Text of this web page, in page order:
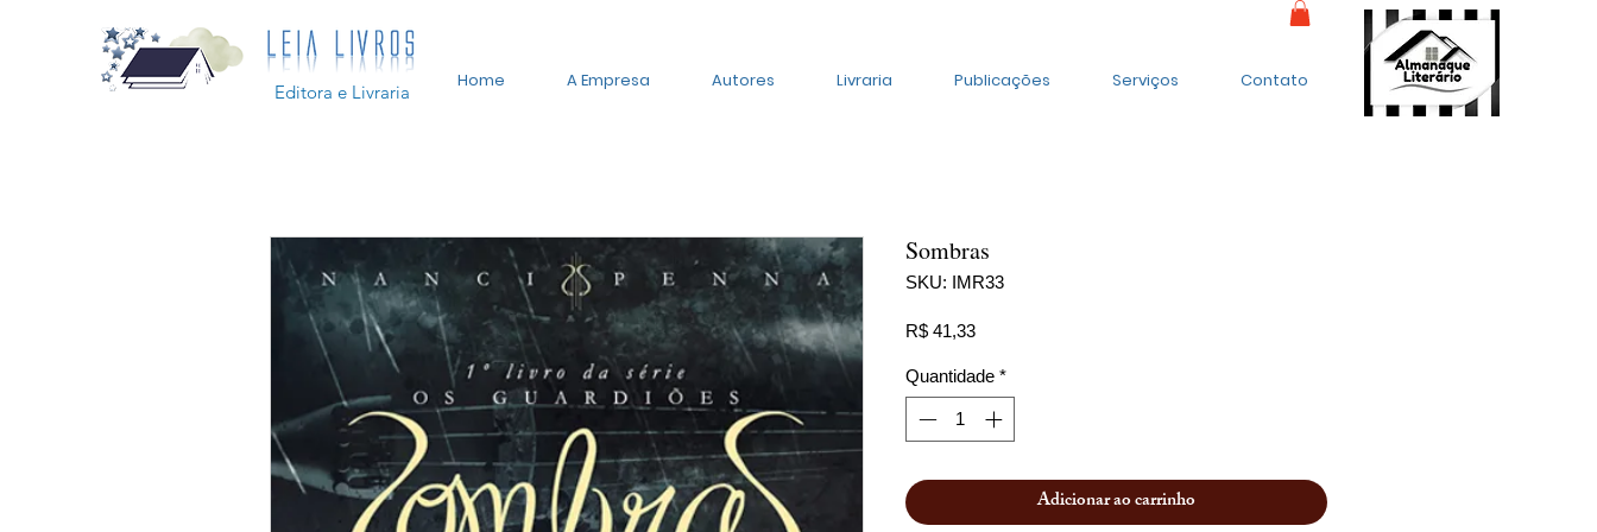
Home A Empresa Autores Livraria Publicações Serviços Contato
Sombras
SKU: IMR33
R$ 41,33Preço
Quantidade *
Adicionar ao carrinho
Editora e Livraria